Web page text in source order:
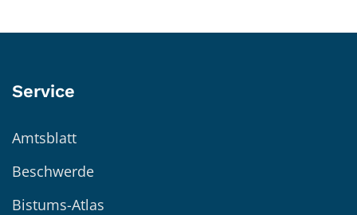
Service
Amtsblatt
Beschwerde
Bistums-Atlas